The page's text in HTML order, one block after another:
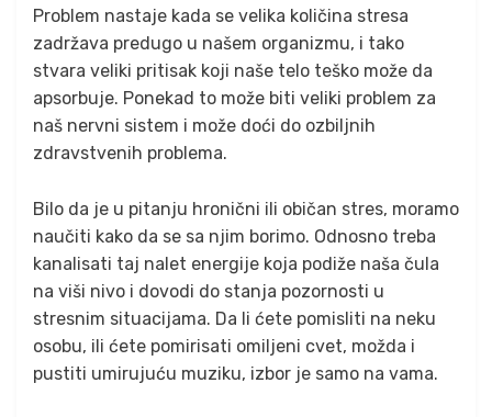
Problem nastaje kada se velika količina stresa
zadržava predugo u našem organizmu, i tako
stvara veliki pritisak koji naše telo teško može da
apsorbuje. Ponekad to može biti veliki problem za
naš nervni sistem i može doći do ozbiljnih
zdravstvenih problema.
Bilo da je u pitanju hronični ili običan stres, moramo
naučiti kako da se sa njim borimo. Odnosno treba
kanalisati taj nalet energije koja podiže naša čula
na viši nivo i dovodi do stanja pozornosti u
stresnim situacijama. Da li ćete pomisliti na neku
osobu, ili ćete pomirisati omiljeni cvet, možda i
pustiti umirujuću muziku, izbor je samo na vama.